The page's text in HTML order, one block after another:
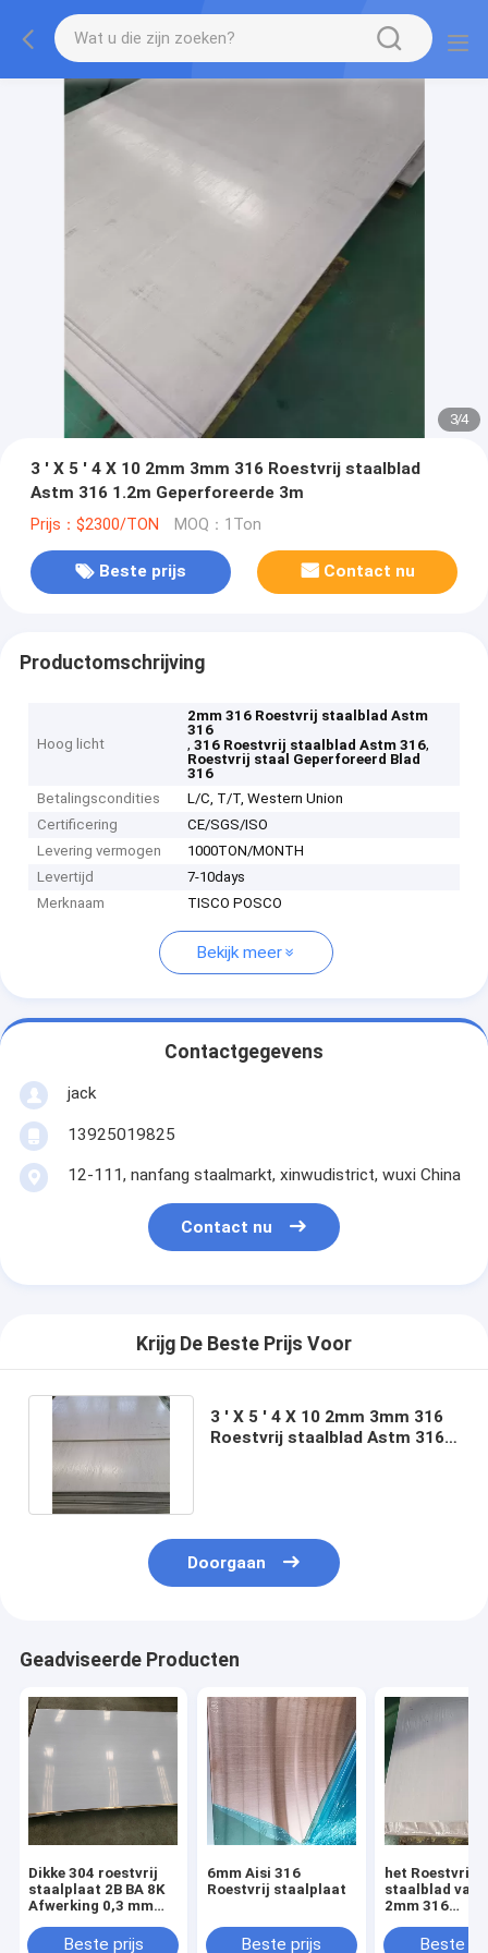
3/4
3 ' X 5 ' 4 X 10 2mm 3mm 316 Roestvrij staalblad
Astm 316 1.2m Geperforeerde 3m
Prijs：$2300/TON MOQ：1Ton
Beste prijs Contact nu
Productomschrijving
Hoog licht
2mm 316 Roestvrij staalblad Astm
316
,316 Roestvrij staalblad Astm 316,
Roestvrij staal Geperforeerd Blad
316
Betalingscondities
L/C, T/T, Western Union
Certificering
CE/SGS/ISO
Levering vermogen
1000TON/MONTH
Levertijd
7-10days
Merknaam
TISCO POSCO
Bekijk meer
Contactgegevens
jack
13925019825
12-111, nanfang staalmarkt, xinwudistrict, wuxi China
Contact nu
Krijg De Beste Prijs Voor
3 ' X 5 ' 4 X 10 2mm 3mm 316
Roestvrij staalblad Astm 316
Doorgaan
Geadviseerde Producten
Dikke 304 roestvrij
staalplaat 2B BA 8K
Afwerking 0,3 mm
vormbaarheid
Beste prijs
6mm Aisi 316
Roestvrij staalplaat
Beste prijs
het Roestvrij
staalblad van
2mm 316
12 het Blad
Beste